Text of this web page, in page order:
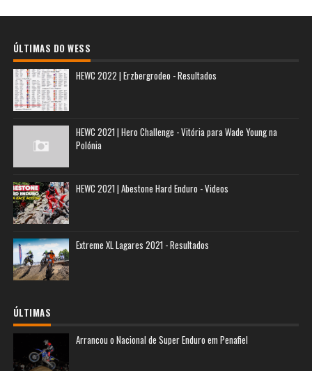
ÚLTIMAS DO WESS
HEWC 2022 | Erzbergrodeo - Resultados
HEWC 2021 | Hero Challenge - Vitória para Wade Young na
Polónia
HEWC 2021 | Abestone Hard Enduro - Videos
Extreme XL Lagares 2021 - Resultados
ÚLTIMAS
Arrancou o Nacional de Super Enduro em Penafiel